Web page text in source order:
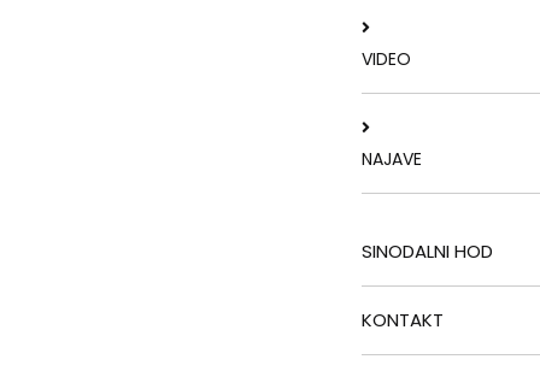
VIDEO
NAJAVE
SINODALNI HOD
KONTAKT